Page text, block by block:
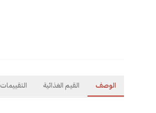
الوصف القيم الغذائية التقييمات